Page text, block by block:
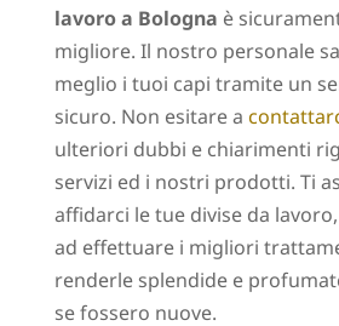
lavoro a Bologna è
migliore. Il nostro personale
meglio i tuoi capi tramite un
sicuro. Non esitare a
ulteriori dubbi e chiarimenti
servizi ed i nostri prodotti. Ti
affidarci le tue divise da
ad effettuare i migliori
renderle splendide e
se fossero nuove.